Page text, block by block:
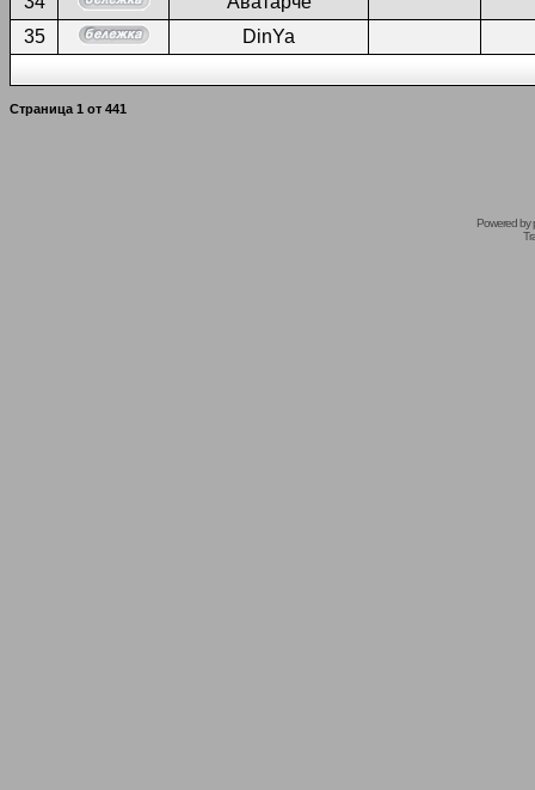
35
DinYa
Страница 1 от 441
Powered by